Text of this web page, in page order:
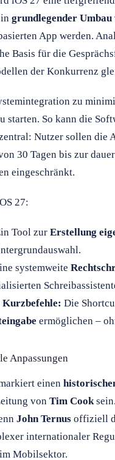
grundlegender
App werden.
Basis für die
der Konkurrenz
zu
starten. So kann die
Nutzer sollen die
30 Tagen bis zur
eingeschränkt.
27:
Tool zur Erstellung
systemweite
Die
ermöglichen –
Anpassungen
einen
von Tim Cook
John Ternus offiziell
internationaler
Mobilsektor.